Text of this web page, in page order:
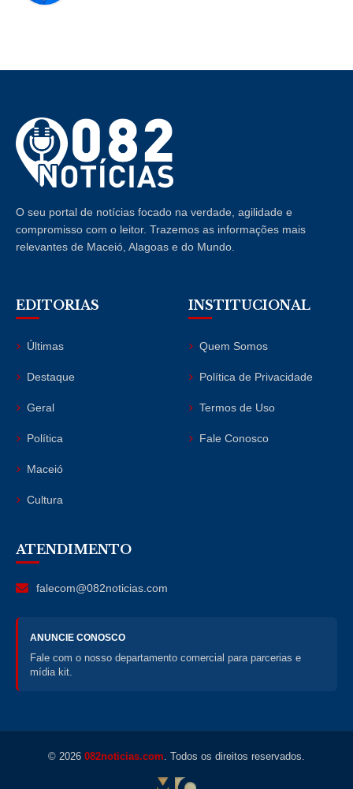
O seu portal de notícias focado na verdade, agilidade e
compromisso com o leitor. Trazemos as informações mais
relevantes de Maceió, Alagoas e do Mundo.
EDITORIAS
Últimas
Destaque
Geral
Política
Maceió
Cultura
INSTITUCIONAL
Quem Somos
Política de Privacidade
Termos de Uso
Fale Conosco
ATENDIMENTO
falecom@082noticias.com
ANUNCIE CONOSCO
Fale com o nosso departamento comercial para parcerias e
mídia kit.
© 2026 082noticias.com . Todos os direitos reservados.